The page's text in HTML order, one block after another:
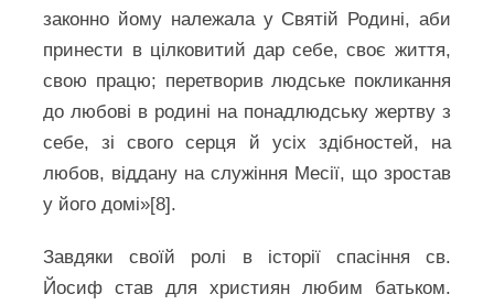
законно йому належала у Святій Родині, аби
принести в цілковитий дар себе, своє життя,
свою працю; перетворив людське покликання
до любові в родині на понадлюдську жертву з
себе, зі свого серця й усіх здібностей, на
любов, віддану на служіння Месії, що зростав
у його домі»[8].
Завдяки своїй ролі в історії спасіння св.
Йосиф став для християн любим батьком.